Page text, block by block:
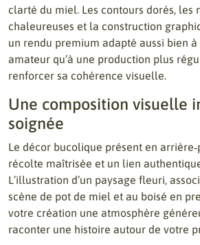
clarté du miel. Les contours dorés, les
chaleureuses et la construction
un rendu premium adapté aussi bien
amateur qu’à une production plus
renforcer sa cohérence visuelle.
Une composition visuelle
soignée
Le décor bucolique présent en
récolte maîtrisée et un lien
L’illustration d’un paysage fleuri,
scène de pot de miel et au boisé en
votre création une atmosphère
raconter une histoire autour de votre